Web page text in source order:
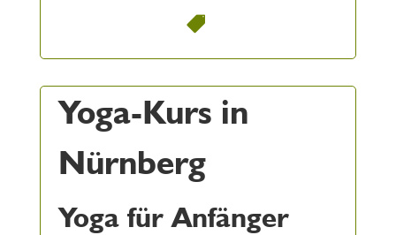
Yoga-Kurs in
Nürnberg
Yoga für Anfänger